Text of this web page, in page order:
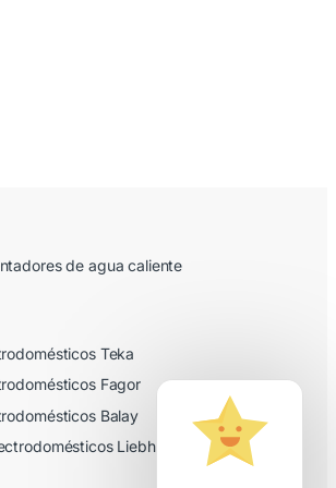
de agua caliente
Teka
Fagor
Balay
Liebherr